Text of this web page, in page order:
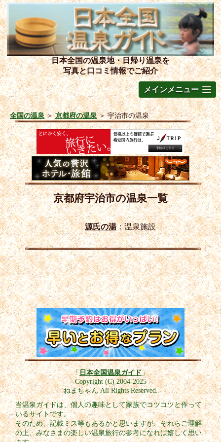
日本全国の温泉地・日帰り温泉を
写真と口コミ情報でご紹介
メインメニュー
全国の温泉＞京都府の温泉＞宇治市の温泉
京都府宇治市の温泉一覧
源氏の湯：温泉施設
「日本全国温泉ガイド」
Copyright (C) 2004-2025
ねまちゃん All Rights Reserved.
当温泉ガイドは、個人の趣味として家族でコツコツと作って
いるサイトです。
そのため、記載ミス等もあるかと思いますが、それらご理解
の上、みなさまの楽しい温泉旅行の参考になれば嬉しく思い